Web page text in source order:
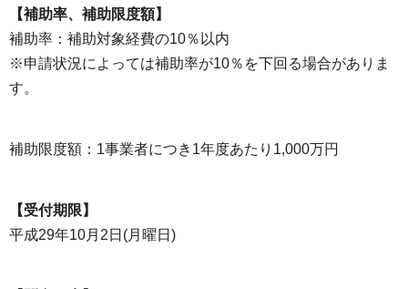
【補助率、補助限度額】
補助率：補助対象経費の10％以内
※申請状況によっては補助率が10％を下回る場合がありま
す。
補助限度額：1事業者につき1年度あたり1,000万円
【受付期限】
平成29年10月2日(月曜日)